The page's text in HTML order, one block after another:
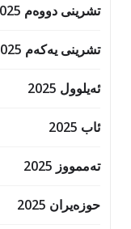
تشرینی دووەم 2025
تشرینی یەکەم 2025
ئەیلوول 2025
ئاب 2025
تەممووز 2025
حوزه‌یران 2025